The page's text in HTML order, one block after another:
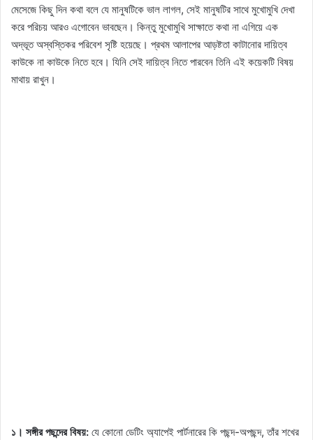
মেসেজে কিছু দিন কথা বলে যে মানুষটিকে ভাল লাগল, সেই মানুষটির সাথে মুখোমুখি দেখা
করে পরিচয় আরও এগোবেন ভাবছেন। কিন্তু মুখোমুখি সাক্ষাতে কথা না এগিয়ে এক
অদ্ভূত অস্বস্তিকর পরিবেশ সৃষ্টি হয়েছে। প্রথম আলাপের আড়ষ্টতা কাটানোর দায়িত্ব
কাউকে না কাউকে নিতে হবে। যিনি সেই দায়িত্ব নিতে পারবেন তিনি এই কয়েকটি বিষয়
মাথায় রাখুন।
১। সঙ্গীর পছন্দের বিষয়: যে কোনো ডেটিং অ্যাপেই পার্টনারের কি পছন্দ-অপছন্দ, তাঁর শখের